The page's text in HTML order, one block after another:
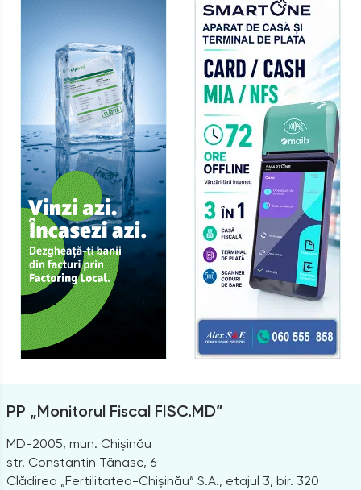
PP „Monitorul Fiscal FISC.MD”
MD-2005, mun. Chișinău
str. Constantin Tănase, 6
Clădirea „Fertilitatea-Chișinău” S.A., etajul 3, bir. 320